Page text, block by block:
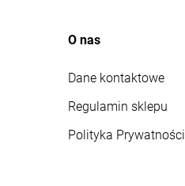
O nas
Dane kontaktowe
Regulamin sklepu
Polityka Prywatności